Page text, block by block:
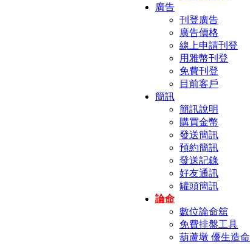
廣告
刊登廣告
廣告價格
線上申請刊登
用雅幣刊登
免費刊登
目前客戶
簡訊
簡訊說明
購買金幣
發送簡訊
預約簡訊
發送記錄
好友通訊
罐頭簡訊
論命
數位論命舘
免費排盤工具
葫蘆墩 優生造命